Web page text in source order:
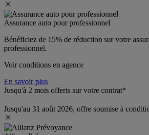
Assurance auto pour professionnel
Bénéficiez de 15% de réduction sur votre
professionnel.
Voir conditions en agence
En savoir plus
Jusqu'à 2 mois offerts sur votre contrat*
Jusqu'au 31 août 2026, offre soumise à